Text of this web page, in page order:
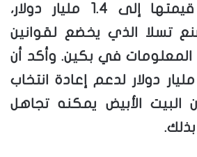
الحكومية تصل قيمتها إلى 1.4 مليار دولار،
تسلا الذي يخضع لقوانين
المعلومات في بكين. وأكد أن
دولار لدعم إعادة انتخاب
البيت الأبيض يمكنه تجاهل
بذلك.